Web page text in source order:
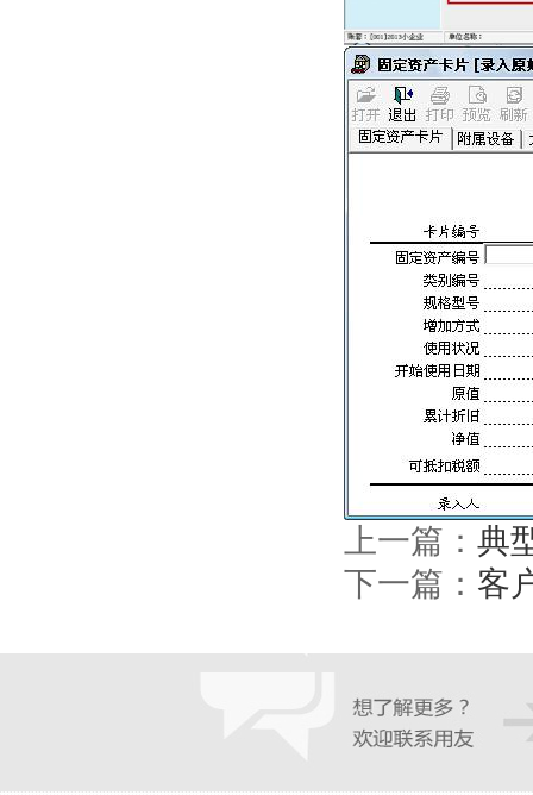
上一篇： 典
下一篇： 客